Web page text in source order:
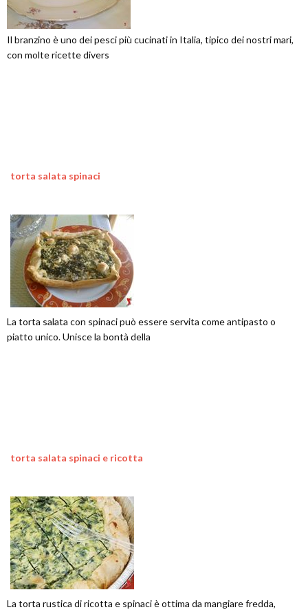
Il branzino è uno dei pesci più cucinati in Italia, tipico dei nostri mari,
con molte ricette divers
torta salata spinaci
La torta salata con spinaci può essere servita come antipasto o
piatto unico. Unisce la bontà della
torta salata spinaci e ricotta
La torta rustica di ricotta e spinaci è ottima da mangiare fredda,